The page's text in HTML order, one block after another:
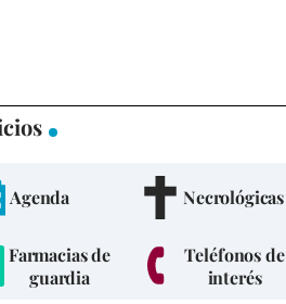
Agenda Necrológicas
Farmacias de
guardia
Teléfonos de
interés